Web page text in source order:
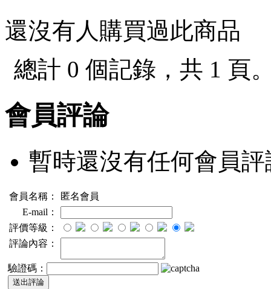
還沒有人購買過此商品
總計 0 個記錄，共 1 頁
會員評論
暫時還沒有任何會員評
會員名稱：
匿名會員
E-mail：
評價等級：
評論內容：
驗證碼：